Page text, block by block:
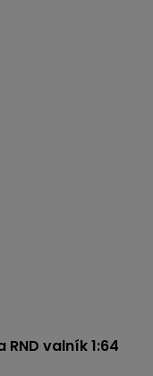
valník 1:64